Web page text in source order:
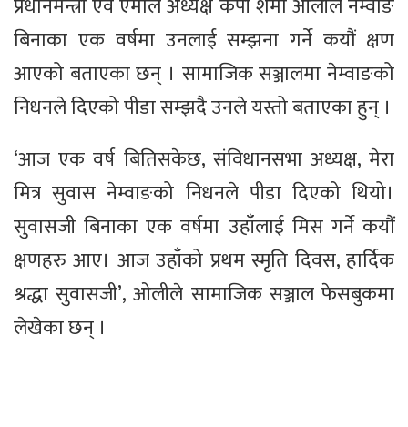
प्रधानमन्त्री एवं एमाले अध्यक्ष केपी शर्मा ओलीले नेम्वाङ
बिनाका एक वर्षमा उनलाई सम्झना गर्ने कयौं क्षण
आएको बताएका छन् । सामाजिक सञ्जालमा नेम्वाङको
निधनले दिएको पीडा सम्झदै उनले यस्तो बताएका हुन् ।
‘आज एक वर्ष बितिसकेछ, संविधानसभा अध्यक्ष, मेरा
मित्र सुवास नेम्वाङको निधनले पीडा दिएको थियो।
सुवासजी बिनाका एक वर्षमा उहाँलाई मिस गर्ने कयौं
क्षणहरु आए। आज उहाँको प्रथम स्मृति दिवस, हार्दिक
श्रद्धा सुवासजी’, ओलीले सामाजिक सञ्जाल फेसबुकमा
लेखेका छन् ।